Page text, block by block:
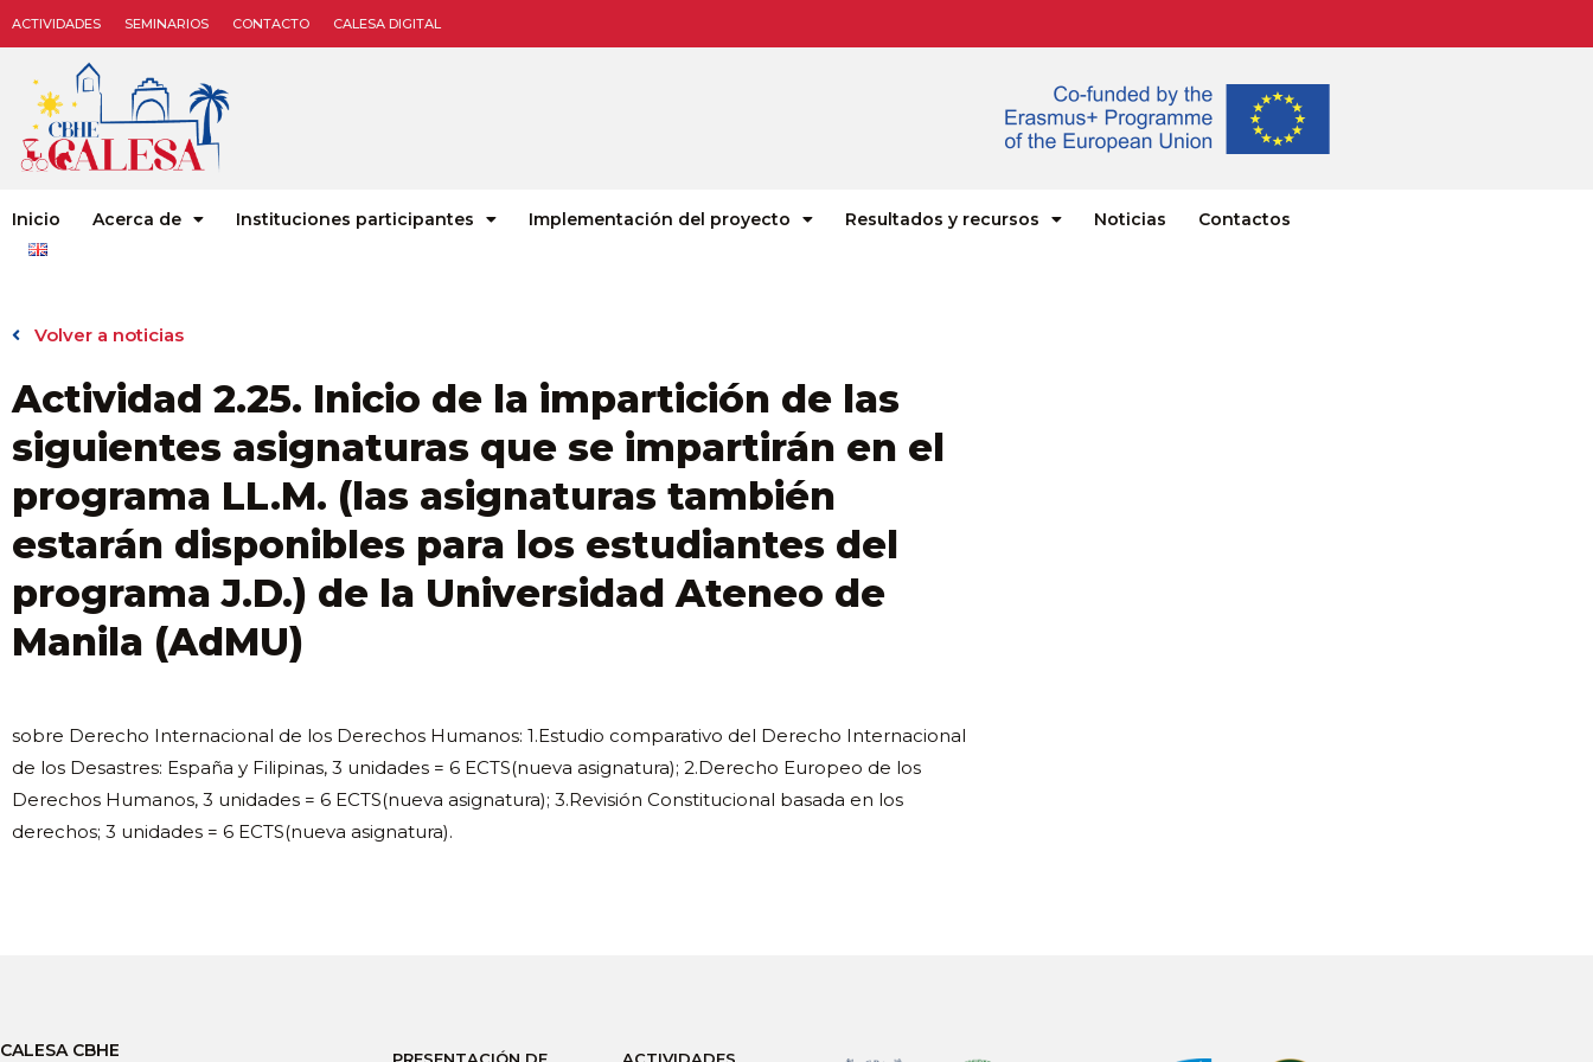
ACTIVIDADES SEMINARIOS CONTACTO CALESA DIGITAL
Inicio Acerca de Instituciones participantes Implementación del proyecto Resultados y recursos Noticias Contactos
Volver a noticias
Actividad 2.25. Inicio de la impartición de las
siguientes asignaturas que se impartirán en el
programa LL.M. (las asignaturas también
estarán disponibles para los estudiantes del
programa J.D.) de la Universidad Ateneo de
Manila (AdMU)
sobre Derecho Internacional de los Derechos Humanos: 1.Estudio comparativo del Derecho Internacional
de los Desastres: España y Filipinas, 3 unidades = 6 ECTS(nueva asignatura); 2.Derecho Europeo de los
Derechos Humanos, 3 unidades = 6 ECTS(nueva asignatura); 3.Revisión Constitucional basada en los
derechos; 3 unidades = 6 ECTS(nueva asignatura).
CALESA CBHE